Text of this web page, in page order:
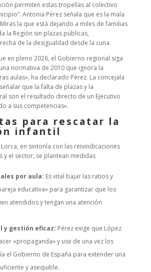
permiten estas tropelías al colectivo
Antonia Pérez señala que es la mala
la que está dejando a miles de familias
la Región sin plazas públicas,
de la desigualdad desde la cuna.
en pleno 2026, el Gobierno regional siga
normativa de 2010 que ignora la
aulas», ha declarado Pérez. La concejala
que la falta de plazas y la
son el resultado directo de un Ejecutivo
a sus competencias».
para rescatar la
infantil
Lorca, en sintonía con las reivindicaciones
y el sector, se plantean medidas
por aula: Es vital bajar las ratios y
educativa» para garantizar que los
atendidos y tengan una atención
y gestión eficaz: Pérez exige que López
«propaganda» y use de una vez los
el Gobierno de España para extender una
y asequible.